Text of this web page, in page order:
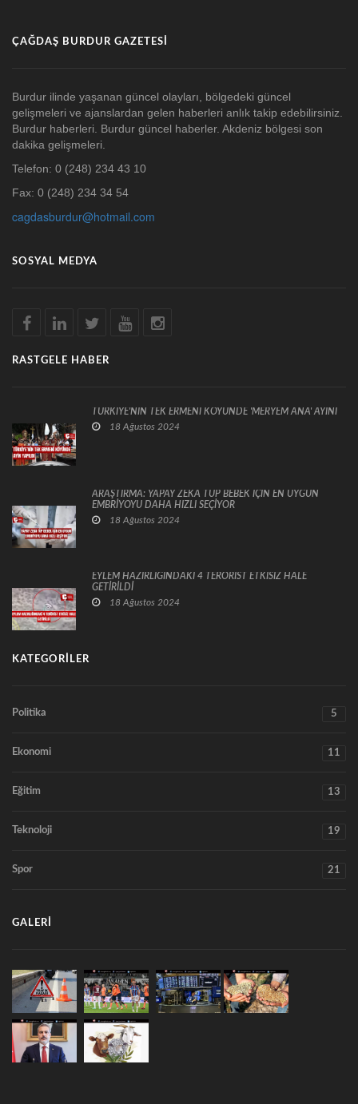
ÇAĞDAŞ BURDUR GAZETESI
Burdur ilinde yaşanan güncel olayları, bölgedeki güncel
gelişmeleri ve ajanslardan gelen haberleri anlık takip edebilirsiniz.
Burdur haberleri. Burdur güncel haberler. Akdeniz bölgesi son
dakika gelişmeleri.
Telefon: 0 (248) 234 43 10
Fax: 0 (248) 234 34 54
cagdasburdur@hotmail.com
SOSYAL MEDYA
RASTGELE HABER
TÜRKİYE'NİN TEK ERMENİ KÖYÜNDE 'MERYEM ANA' AYİNİ
18 Ağustos 2024
ARAŞTIRMA: YAPAY ZEKA TÜP BEBEK İÇİN EN UYGUN
EMBRİYOYU DAHA HIZLI SEÇİYOR
18 Ağustos 2024
EYLEM HAZIRLIĞINDAKİ 4 TERÖRİST ETKİSİZ HALE
GETİRİLDİ
18 Ağustos 2024
KATEGORILER
Politika 5
Ekonomi 11
Eğitim 13
Teknoloji 19
Spor 21
GALERI